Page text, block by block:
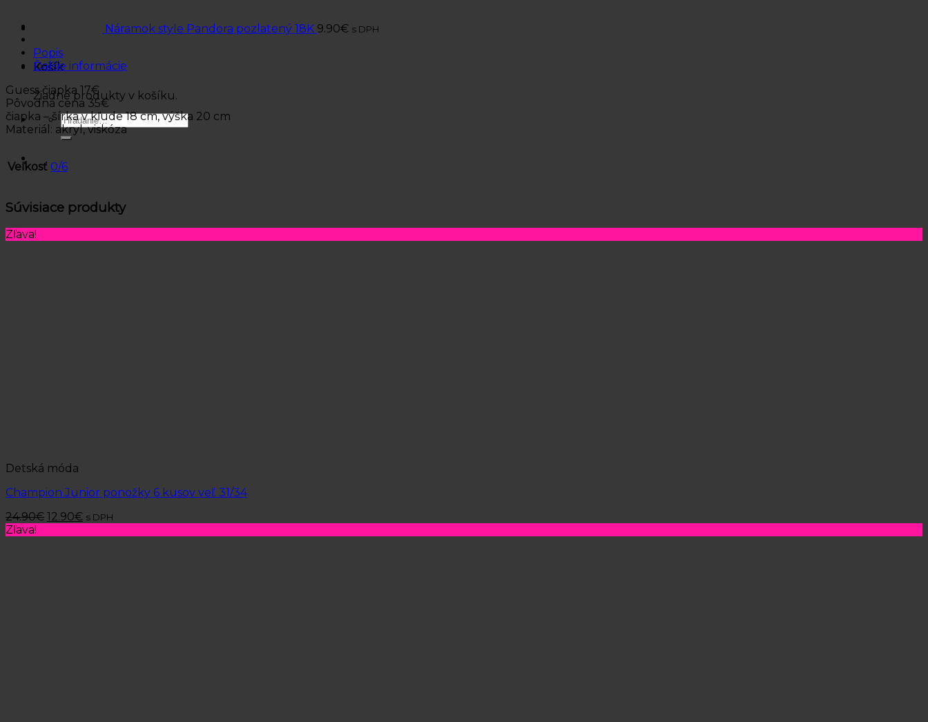
Košík
Žiadne produkty v košíku.
Hľadať:
Náramok style Pandora pozlatený 18K 9.90€ s DPH
Popis
Ďalšie informácie
Guess čiapka 17€
Pôvodná cena 35€
čiapka – šírka v kľude 18 cm, výška 20 cm
Materiál: akryl, viskóza
Veľkosť 0/6
Súvisiace produkty
Zľava!
Detská móda
Champion Junior ponožky 6 kusov veľ. 31/34
24.90€ 12.90€ s DPH
Zľava!